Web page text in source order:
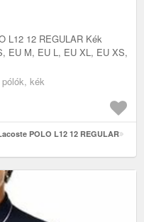
L12 12 REGULAR Kék
EU M, EU L, EU XL, EU XS,
kék
POLO L12 12 REGULAR